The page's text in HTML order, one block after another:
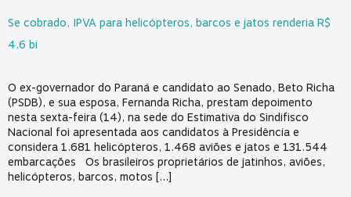
Se cobrado, IPVA para helicópteros, barcos e jatos renderia R$
4,6 bi
O ex-governador do Paraná e candidato ao Senado, Beto Richa
(PSDB), e sua esposa, Fernanda Richa, prestam depoimento
nesta sexta-feira (14), na sede do Estimativa do Sindifisco
Nacional foi apresentada aos candidatos à Presidência e
considera 1.681 helicópteros, 1.468 aviões e jatos e 131.544
embarcações Os brasileiros proprietários de jatinhos, aviões,
helicópteros, barcos, motos […]